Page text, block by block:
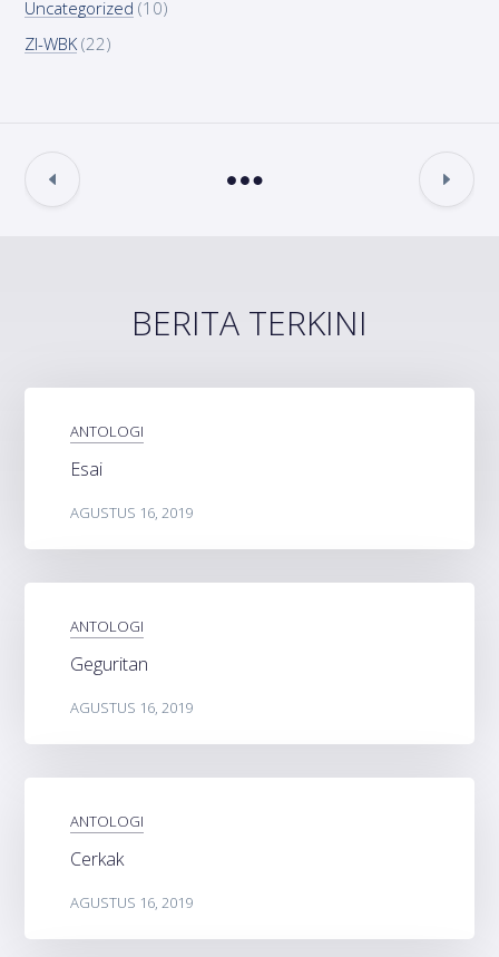
Uncategorized (10)
ZI-WBK (22)
BERITA TERKINI
ANTOLOGI
Esai
AGUSTUS 16, 2019
ANTOLOGI
Geguritan
AGUSTUS 16, 2019
ANTOLOGI
Cerkak
AGUSTUS 16, 2019